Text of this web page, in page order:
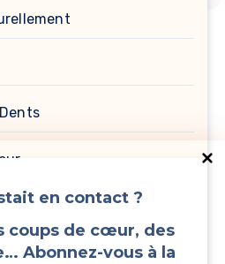
en contact ?
coups de cœur, des
Abonnez-vous à la